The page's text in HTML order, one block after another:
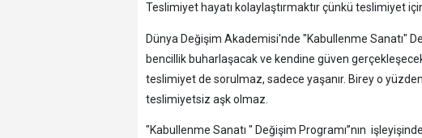
Teslimiyet hayatı kolaylaştırmaktır çünkü teslimiyet
Dünya Değişim Akademisi'nde "Kabullenme Sanatı"
bencillik buharlaşacak ve kendine güven
teslimiyet de sorulmaz, sadece yaşanır. Birey o
teslimiyetsiz aşk olmaz.
"Kabullenme Sanatı " Değişim Programı”nın